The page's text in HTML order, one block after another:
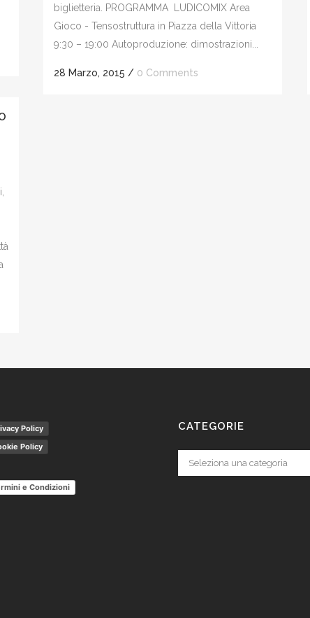
biglietteria. PROGRAMMA LUDICOMIX Area
Gioco - Tensostruttura in Piazza della Vittoria
9:30 – 19:00 Autoproduzione: dimostrazioni...
28 Marzo, 2015 / 0 Comments
Policy
Policy
e Condizioni
CATEGORIE
Categorie